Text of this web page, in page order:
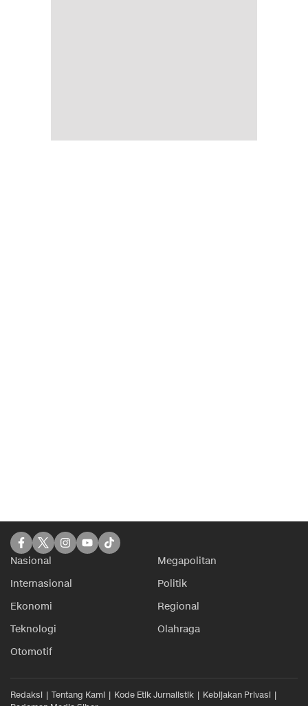
Nasional
Megapolitan
Internasional
Politik
Ekonomi
Regional
Teknologi
Olahraga
Otomotif
Redaksi Tentang Kami Kode Etik Jurnalistik
Kebijakan Privasi